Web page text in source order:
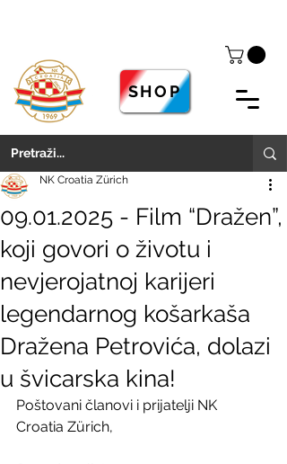
SHOP
09.01.2025 - Film “Dražen”,
koji govori o životu i
nevjerojatnoj karijeri
legendarnog košarkaša
Dražena Petrovića, dolazi
u švicarska kina!
NK Croatia Zürich
Poštovani članovi i prijatelji NK
Croatia Zürich,